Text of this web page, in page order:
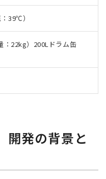
39℃）
：22kg）200Lドラム缶
発の背景と